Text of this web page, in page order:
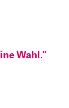
Wahl.“